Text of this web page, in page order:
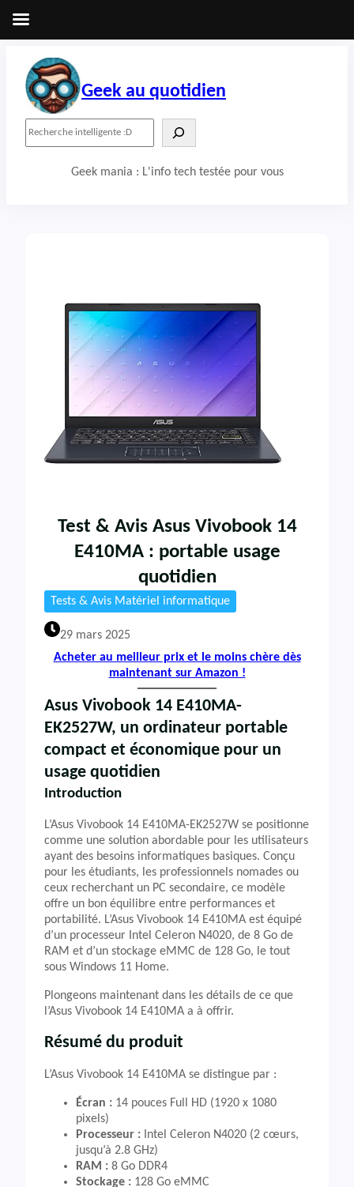
contenu
Geek au quotidien
Geek mania : L'info tech testée pour vous
Test & Avis Asus Vivobook 14
E410MA : portable usage
quotidien
Tests & Avis Matériel informatique
29 mars 2025
Acheter au meilleur prix et le moins chère dès
maintenant sur Amazon !
Asus Vivobook 14 E410MA-
EK2527W, un ordinateur portable
compact et économique pour un
usage quotidien
Introduction
L’Asus Vivobook 14 E410MA-EK2527W se positionne
comme une solution abordable pour les utilisateurs
ayant des besoins informatiques basiques. Conçu
pour les étudiants, les professionnels nomades ou
ceux recherchant un PC secondaire, ce modèle
offre un bon équilibre entre performances et
portabilité. L’Asus Vivobook 14 E410MA est équipé
d’un processeur Intel Celeron N4020, de 8 Go de
RAM et d’un stockage eMMC de 128 Go, le tout
sous Windows 11 Home.
Plongeons maintenant dans les détails de ce que
l’Asus Vivobook 14 E410MA a à offrir.
Résumé du produit
L’Asus Vivobook 14 E410MA se distingue par :
Écran : 14 pouces Full HD (1920 x 1080
pixels)
Processeur : Intel Celeron N4020 (2 cœurs,
jusqu’à 2.8 GHz)
RAM : 8 Go DDR4
Stockage : 128 Go eMMC